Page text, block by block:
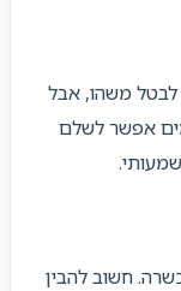
לבטל משהו, אבל
אפשר לשלם
חשוב להבין